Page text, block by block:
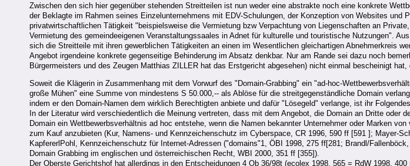
Zwischen den sich hier gegenüber stehenden Streitteilen ist nun weder eine abstrakte noch eine konkrete
der Beklagte im Rahmen seines Einzelunternehmens mit EDV-Schulungen, der Konzeption von Websites
privatwirtschaftlichen Tätigkeit "beispielsweise die Vermietung bzw Verpachtung von Liegenschaften an
Vermietung des gemeindeeigenen Veranstaltungssaales in Adnet für kulturelle und touristische Nutzungen".
sich die Streitteile mit ihren gewerblichen Tätigkeiten an einen im Wesentlichen gleichartigen Abnehmerkreis
Angebot irgendeine konkrete gegenseitige Behinderung im Absatz denkbar. Nur am Rande sei dazu noch
Bürgermeisters und des Zeugen Matthias ZILLER hat das Erstgericht abgesehen) nicht einmal bescheinigt
Soweit die Klägerin in Zusammenhang mit dem Vorwurf des "Domain-Grabbing" ein "ad-hoc-
große Mühen" eine Summe von mindestens S 50.000,-- als Ablöse für die streitgegenständliche Domain
indem er den Domain-Namen dem wirklich Berechtigten anbiete und dafür "Lösegeld" verlange, ist ihr
In der Literatur wird verschiedentlich die Meinung vertreten, dass mit dem Angebot, die Domain an Dritte
Domain ein Wettbewerbsverhältnis ad hoc entstehe, wenn die Namen bekannter Unternehmer oder Marken
zum Kauf anzubieten (Kur, Namens- und Kennzeichenschutz im Cyberspace, CR 1996, 590 ff [591 ]; Mayer-
KapfererlPohl, Kennzeichenschutz für Internet-Adressen ("domains"1, ÖBI 1998, 275 ff[281; Brandl/
Domain Grabbing im englischen und österreichischen Recht, WBI 2000, 351 ff [355]).
Der Oberste Gerichtshof hat allerdings in den Entscheidungen 4 Ob 36/98t (ecolex 1998, 565 = RdW 1998,